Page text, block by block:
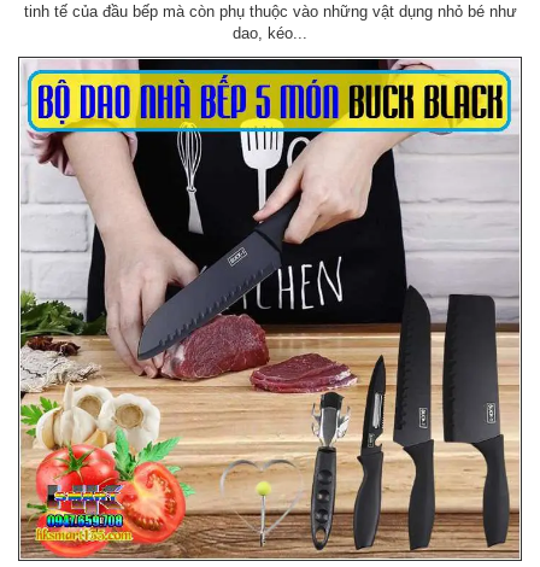
tinh tế của đầu bếp mà còn phụ thuộc vào những vật dụng nhỏ bé như
dao, kéo...